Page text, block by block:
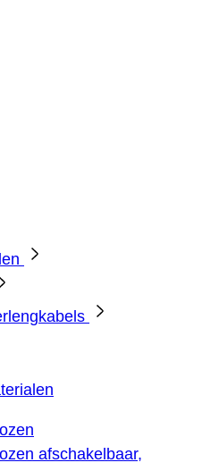
afschakelbaar,